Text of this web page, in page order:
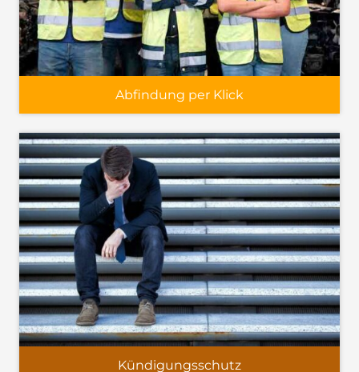
Abfindung per Klick
Kündigungsschutz